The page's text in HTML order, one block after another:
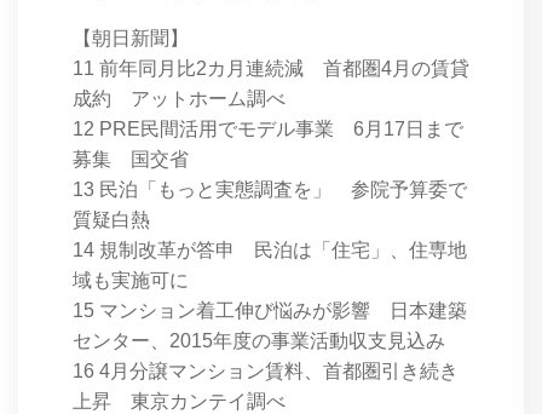
【朝日新聞】
11 前年同月比2カ月連続減 首都圏4月の賃貸
成約 アットホーム調べ
12 PRE民間活用でモデル事業 6月17日まで
募集 国交省
13 民泊「もっと実態調査を」 参院予算委で
質疑白熱
14 規制改革が答申 民泊は「住宅」、住専地
域も実施可に
15 マンション着工伸び悩みが影響 日本建築
センター、2015年度の事業活動収支見込み
16 4月分譲マンション賃料、首都圏引き続き
上昇 東京カンテイ調べ